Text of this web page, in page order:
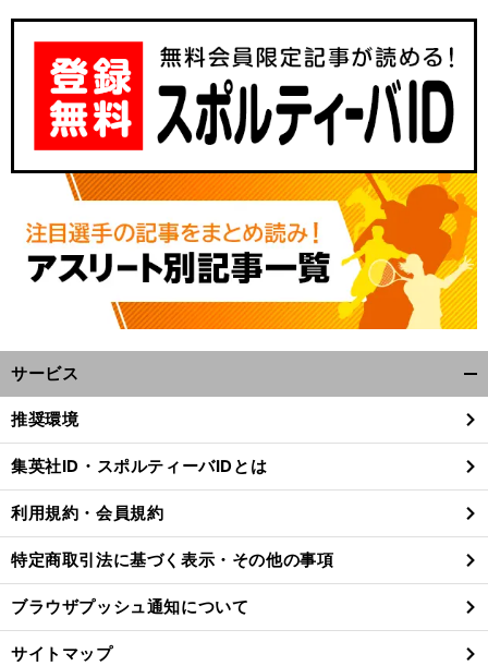
サービス
閉
る
推奨環境
集英社ID・スポルティーバIDとは
利用規約・会員規約
特定商取引法に基づく表示・その他の事項
ブラウザプッシュ通知について
サイトマップ